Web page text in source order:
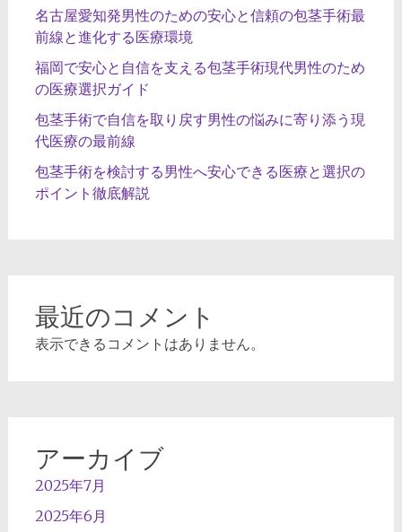
名古屋愛知発男性のための安心と信頼の包茎手術最
前線と進化する医療環境
福岡で安心と自信を支える包茎手術現代男性のため
の医療選択ガイド
包茎手術で自信を取り戻す男性の悩みに寄り添う現
代医療の最前線
包茎手術を検討する男性へ安心できる医療と選択の
ポイント徹底解説
最近のコメント
表示できるコメントはありません。
アーカイブ
2025年7月
2025年6月